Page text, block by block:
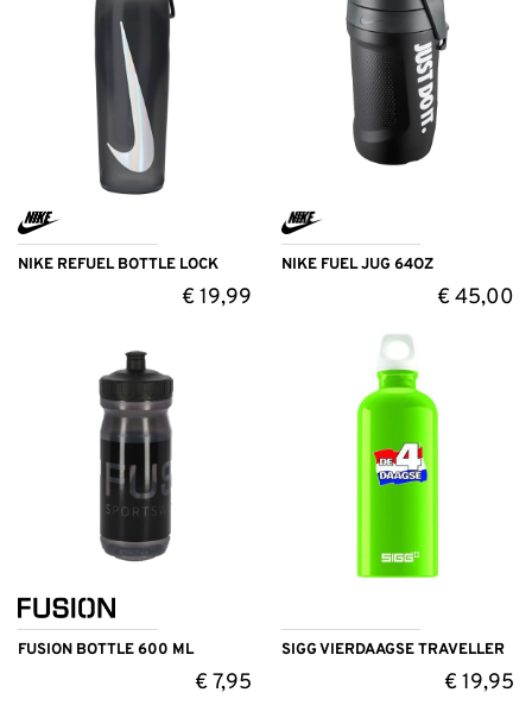
NIKE REFUEL BOTTLE LOCK
€19,99
NIKE FUEL JUG 64OZ
€45,00
FUSION BOTTLE 600 ML
€7,95
SIGG VIERDAAGSE TRAVELLER
€19,95